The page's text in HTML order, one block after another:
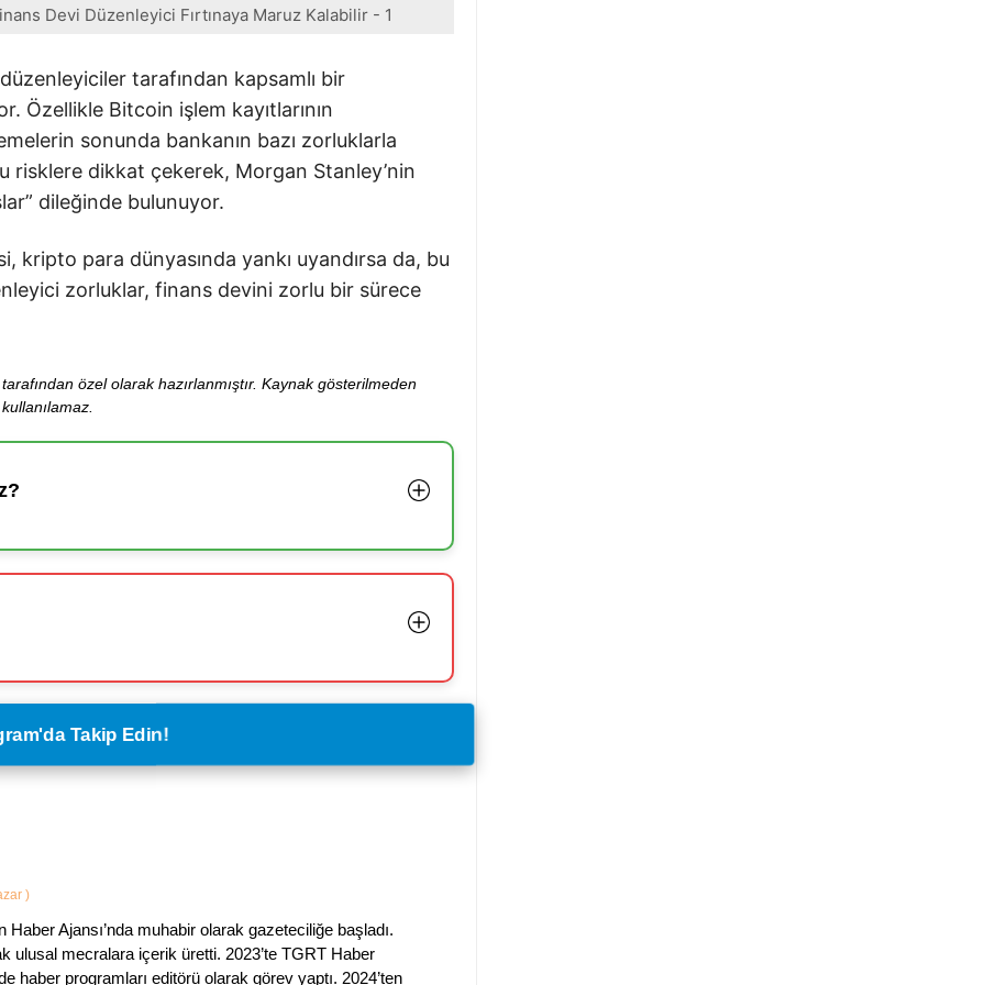
Devi Düzenleyici Fırtınaya Maruz Kalabilir - 1
tarafından kapsamlı bir
Özellikle Bitcoin işlem kayıtlarının
sonunda bankanın bazı zorluklarla
risklere dikkat çekerek, Morgan Stanley’nin
dileğinde bulunuyor.
kripto para dünyasında yankı uyandırsa da, bu
zorluklar, finans devini zorlu bir sürece
özel olarak hazırlanmıştır. Kaynak gösterilmeden
kullanılamaz.
Takip Edin!
)
Ajansı’nda muhabir olarak gazeteciliğe başladı.
ulusal mecralara içerik üretti. 2023’te TGRT Haber
haber programları editörü olarak görev yaptı. 2024’ten